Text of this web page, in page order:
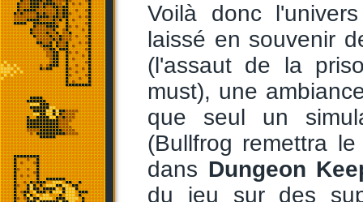
Voilà donc
laissé en souvenir
(l'assaut de la
must), une
que seul un
(Bullfrog remettra
dans Dungeon
du jeu sur des